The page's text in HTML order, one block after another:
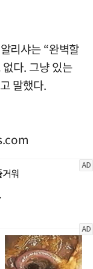
리샤는 “완벽할
다. 그냥 있는
말했다.